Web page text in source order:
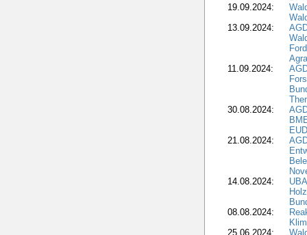
19.09.2024:
13.09.2024:
11.09.2024:
30.08.2024:
21.08.2024:
14.08.2024:
08.08.2024:
25.06.2024: